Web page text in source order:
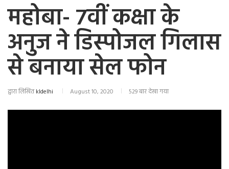
महोबा- 7वीं कक्षा के
अनुज ने डिस्पोजल गिलास
से बनाया सेल फोन
द्वारा लिखितkldelhi August 10, 2020 529 बार देखा गया